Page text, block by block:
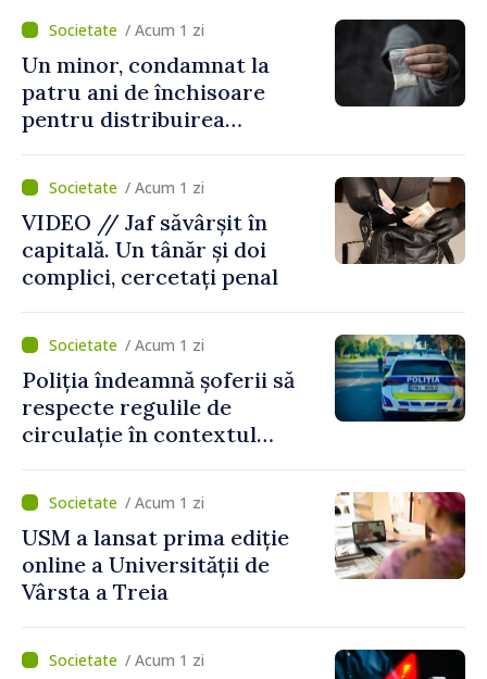
noastră rămâne puternică”
/ Acum 1 zi
Un minor, condamnat la
patru ani de închisoare
pentru distribuirea
/ Acum 1 zi
VIDEO // Jaf săvârșit în
capitală. Un tânăr și doi
complici, cercetați penal
/ Acum 1 zi
Poliția îndeamnă șoferii să
respecte regulile de
circulație în contextul
perioada concediilor
/ Acum 1 zi
USM a lansat prima ediție
online a Universității de
Vârsta a Treia
/ Acum 1 zi